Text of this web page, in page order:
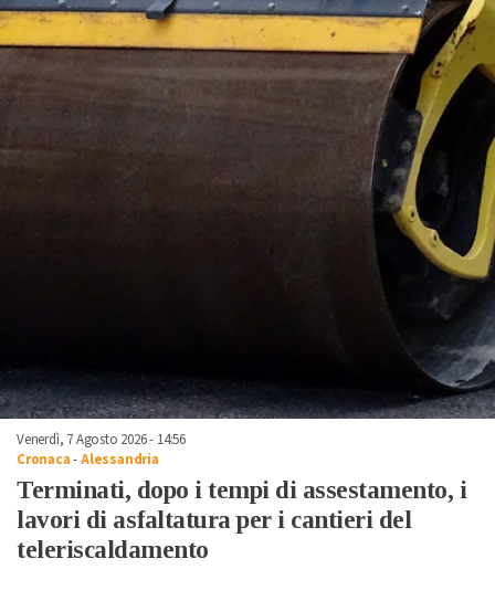
Venerdì, 7 Agosto 2026 - 14:56
Cronaca-Alessandria
Terminati, dopo i tempi di assestamento, i
lavori di asfaltatura per i cantieri del
teleriscaldamento